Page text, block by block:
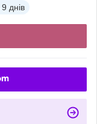
9 днів